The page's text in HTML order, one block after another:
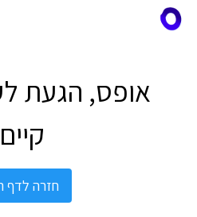
אופס, הגעת
חזרה לדף